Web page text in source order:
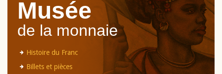
Musée
de la monnaie
Histoire du Franc
Billets et pièces